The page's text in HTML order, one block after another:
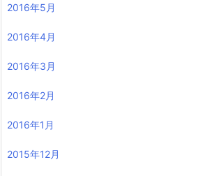
2016年5月
2016年4月
2016年3月
2016年2月
2016年1月
2015年12月